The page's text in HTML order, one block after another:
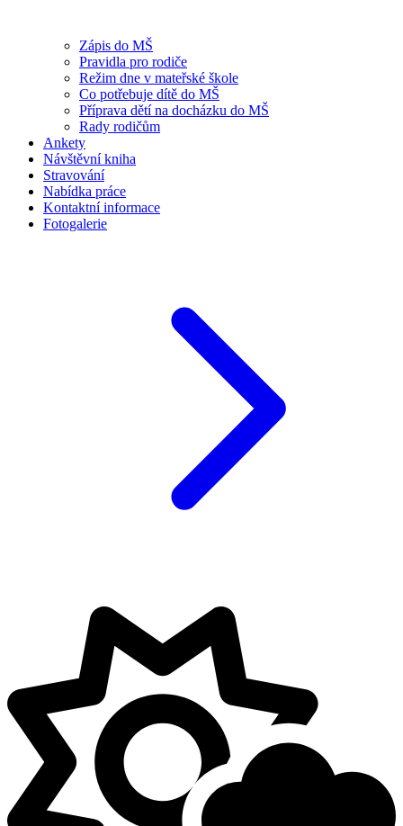
Zápis do MŠ
Pravidla pro rodiče
Režim dne v mateřské škole
Co potřebuje dítě do MŠ
Příprava dětí na docházku do MŠ
Rady rodičům
Ankety
Návštěvní kniha
Stravování
Nabídka práce
Kontaktní informace
Fotogalerie